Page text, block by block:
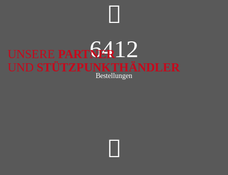
6412
Bestellungen
UNSERE PARTNER
UND STÜTZPUNKTHÄNDLER